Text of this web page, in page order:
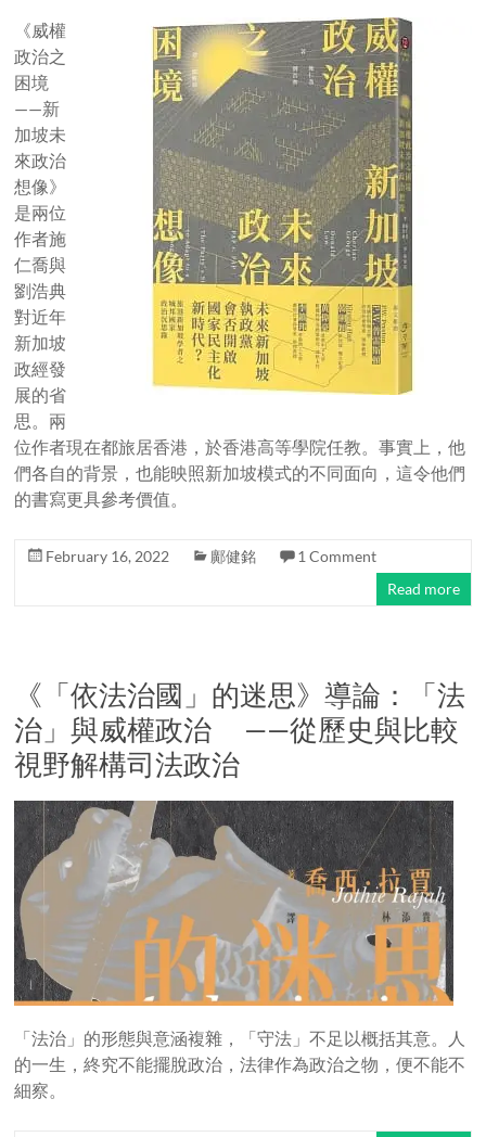
《威權
政治之
困境
——新
加坡未
來政治
想像》
是兩位
作者施
仁喬與
劉浩典
對近年
新加坡
政經發
展的省
思。兩
位作者現在都旅居香港，於香港高等學院任教。事實上，他
們各自的背景，也能映照新加坡模式的不同面向，這令他們
的書寫更具參考價值。
February 16, 2022 鄺健銘
1 Comment
Read more
《「依法治國」的迷思》導論：「法
治」與威權政治 ——從歷史與比較
視野解構司法政治
「法治」的形態與意涵複雜，「守法」不足以概括其意。人
的一生，終究不能擺脫政治，法律作為政治之物，便不能不
細察。